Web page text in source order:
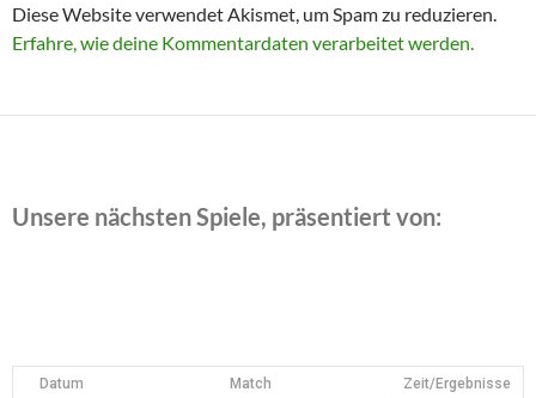
Diese Website verwendet Akismet, um Spam zu reduzieren.
Erfahre, wie deine Kommentardaten verarbeitet werden.
Unsere nächsten Spiele, präsentiert von:
Datum Match Zeit/Ergebnisse